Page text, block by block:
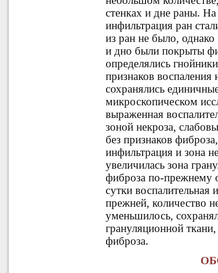
стенках и дне раны.
инфильтрация ран
из ран не было, однако
и дно были покрыты
определялись
признаков воспаления
сохранялись
микроскопическом
выраженная
зоной некроза,
без признаков
инфильтрация и зона
увеличилась зона
фиброза по-прежнему
сутки воспалительная
прежней, количество
уменьшилось,
грануляционной
фиброза.